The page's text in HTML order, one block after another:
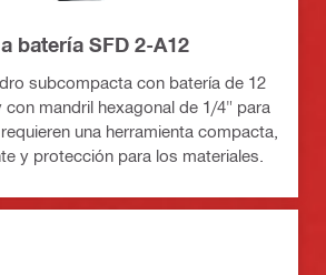
batería SFD 2-A12
subcompacta con batería de 12
con mandril hexagonal de 1/4" para
una herramienta compacta,
y protección para los materiales.